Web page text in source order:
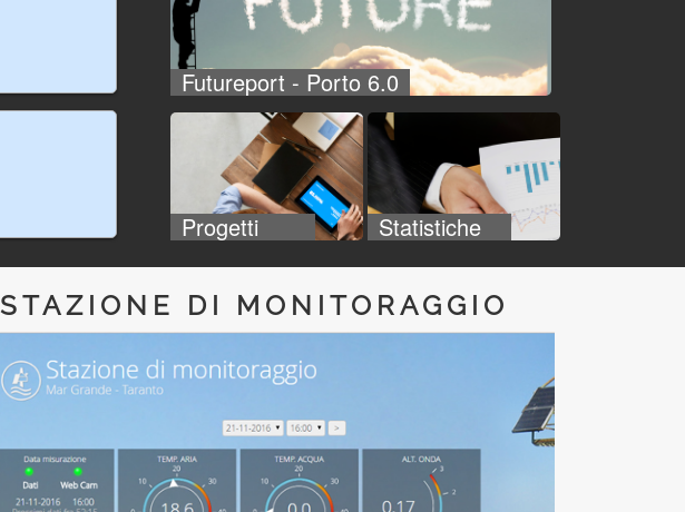
Futureport - Porto 6.0
Progetti Statistiche
STAZIONE DI MONITORAGGIO